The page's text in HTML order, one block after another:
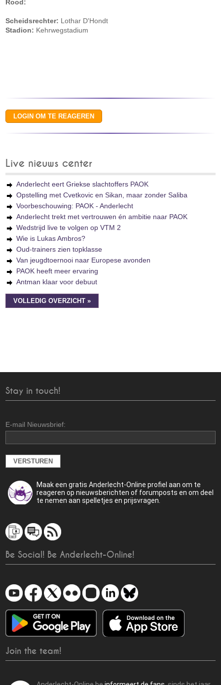
Rood:
Scheidsrechter: Lothar D'Hondt
Stadion: Kehrwegstadium
Live nieuws center
Anderlecht eert Griekse slachtoffers PAOK
Opstelling met Cvetkovic en Sikan, maar zonder Saliba
Voorbeschouwing: PAOK - Anderlecht
Anderlecht trekt met vertrouwen én ambitie naar PAOK
Wedstrijd live te volgen op VTM 2
Wie is Lukas Ambros?
Oud-trainers zien topklasse
Van jeugdtoernooi naar Europese avonden
PAOK heeft meer ervaring
Antman klaar voor debuut
VOLLEDIG OVERZICHT »
Stay in touch!
E-mail Nieuwsbrief:
Maak een gratis Anderlecht-Online profiel aan om te
reageren op nieuwsberichten of forumposts en om deel
te nemen aan spelletjes en prijsvragen.
Be Social! Be Anderlecht-Online!
Join the team!